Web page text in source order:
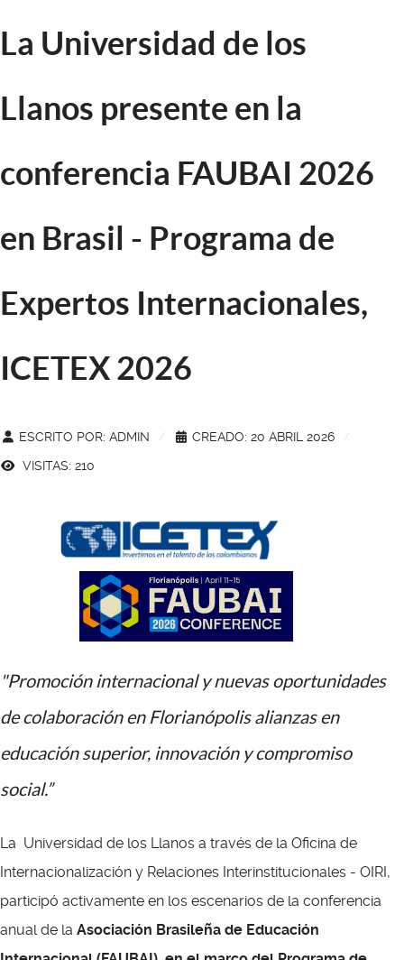
La Universidad de los
Llanos presente en la
conferencia FAUBAI 2026
en Brasil - Programa de
Expertos Internacionales,
ICETEX 2026
ESCRITO POR: ADMIN
CREADO: 20 ABRIL 2026
VISITAS: 210
"Promoción internacional y nuevas oportunidades
de colaboración en Florianópolis alianzas en
educación superior, innovación y compromiso
social.”
La Universidad de los Llanos a través de la Oficina de
Internacionalización y Relaciones Interinstitucionales - OIRI,
participó activamente en los escenarios de la conferencia
anual de la Asociación Brasileña de Educación